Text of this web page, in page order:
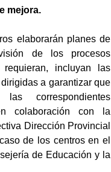
mejora.
elaborarán planes de
de los procesos
incluyan las
a garantizar que
correspondientes
colaboración con la
Dirección Provincial
de los centros en el
de Educación y la